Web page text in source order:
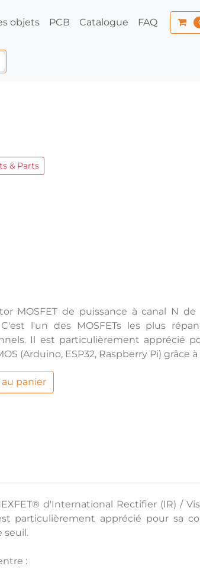
objets PCB Catalogue FAQ
& Parts
MOSFET de puissance à canal N
l'un des MOSFETs les plus
Il est particulièrement apprécié
(Arduino, ESP32, Raspberry Pi) grâce
panier
d'International Rectifier (IR) /
particulièrement apprécié pour sa
seuil.
: